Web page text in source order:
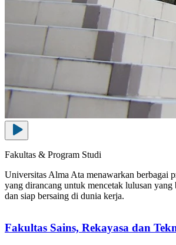
Fakultas & Program Studi
Universitas Alma Ata menawarkan berbagai
yang dirancang untuk mencetak lulusan
dan siap bersaing di dunia kerja.
Fakultas Sains, Rekayasa dan